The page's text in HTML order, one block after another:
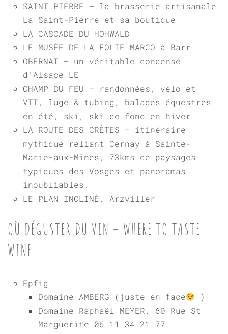
SAINT PIERRE – la brasserie artisanale
La Saint-Pierre et sa boutique
LA CASCADE DU HOHWALD
LE MUSÉE DE LA FOLIE MARCO à Barr
OBERNAI – un véritable condensé
d’Alsace LE
CHAMP DU FEU – randonnées, vélo et
VTT, luge & tubing, balades équestres
en été, ski, ski de fond en hiver
LA ROUTE DES CRÊTES – itinéraire
mythique reliant Cernay à Sainte-
Marie-aux-Mines, 73kms de paysages
typiques des Vosges et panoramas
inoubliables.
LE PLAN INCLINÉ, Arzviller
OÙ DÉGUSTER DU VIN – WHERE TO TASTE
WINE
Epfig
Domaine AMBERG (juste en face
)
Domaine Raphaël MEYER, 60 Rue St
Marguerite 06 11 34 21 77